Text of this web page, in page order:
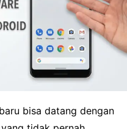
bisa datang dengan